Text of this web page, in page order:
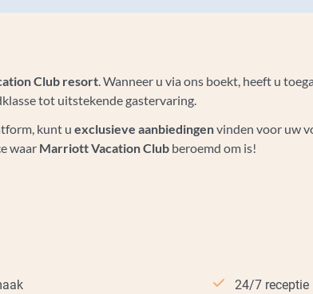
Club resort. Wanneer u via ons boekt, heeft u
tot uitstekende gastervaring.
kunt uexclusieve aanbiedingenvinden voor uw
waar Marriott Vacation Club beroemd om is!
24/7 receptie